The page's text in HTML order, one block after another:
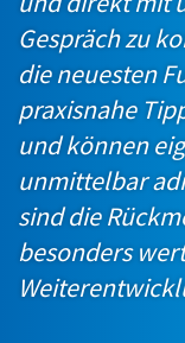
Gespräch zu
die neuesten
praxisnahe
und können
unmittelbar
sind die
besonders